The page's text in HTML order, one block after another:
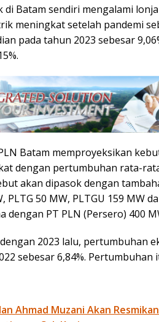
Batam sendiri mengalami
meningkat setelah pandemi
pada tahun 2023 sebesar
Batam memproyeksikan
dengan pertumbuhan rata-
akan dipasok dengan
50 MW, PLTGU 159 MW
dengan PT PLN (Persero) 400
2023 lalu, pertumbuhan
sebesar 6,84%.
Ahmad Muzani Akan